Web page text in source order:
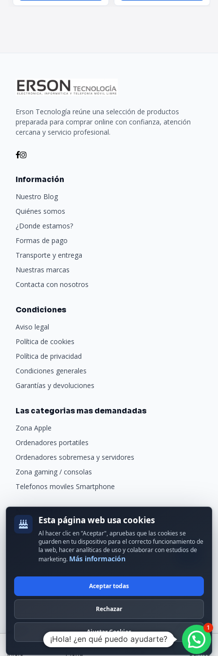
lavables minimizan la necesidad de cambiar el filtro
frecuentemente.
Especificaciones
Capacidad del depósito de polvo 0,6 L (máx.)
nominal)
Contenido del paquete
x1 Mi Vacuum Cleaner G10
x1 cepillo inteligente para suelos de alto par de
x1 minicepillo eléctrico
x1 recambio de mopa
x1 adaptador estándar para Reino Unido
x1 manual de usuario
x1 guía de usuario
x1 pegatina de ubicación
"
Erson Tecnología reúne una selección de productos
preparada para comprar online con confianza, atención
cercana y servicio profesional.
Información
Nuestro Blog
Quiénes somos
¿Donde estamos?
Formas de pago
Transporte y entrega
Nuestras marcas
Contacta con nosotros
Condiciones
Aviso legal
Política de cookies
Política de privacidad
Condiciones generales
Garantías y devoluciones
Las categorias mas demandadas
Zona Apple
Ordenadores portatiles
Ordenadores sobremesa y servidores
Zona gaming / consolas
Telefonos moviles Smartphone
Recibe ofertas exclusivas y novedades.
© 2024 Erson Tecnología. Todos los derechos reservados.
Política de privacidad
Condiciones Generales
Inicio Menú Carrito
1
¡Hola! ¿en qué puedo ayudarte?
Esta página web usa cookies
Al hacer clic en "Aceptar", apruebas que las cookies se
guarden en tu dispositivo para el correcto funcionamiento de
la web, hacer analíticas de uso y colaborar con estudios de
marketing. Más información
Aceptar todas
Rechazar
Ajustar Cookies